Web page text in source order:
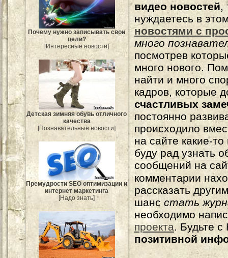
Почему нужно записывать свои
цели?
[Интересные новости]
Детская зимняя обувь отличного
качества
[Познавательные новости]
Премудрости SEO оптимизации и
интернет маркетинга
[Надо знать]
видео новостей,
нуждаетесь в
новостями с
много
посмотрев
много нового.
найти и много
кадров, которые
счастливых
постоянно
происходило
на сайте какие-
буду рад узнать
сообщений на
комментарии
рассказать
шансстать
необходимо
проекта. Будьте
позитивной